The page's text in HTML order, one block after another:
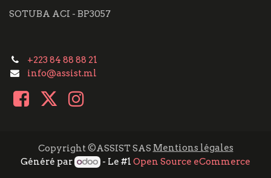
SOTUBA ACI - BP3057
+223 84 88 88 21
info@assist.ml
Copyright ©ASSIST SAS Mentions légales
Généré par
- Le #1Open Source eCommerce